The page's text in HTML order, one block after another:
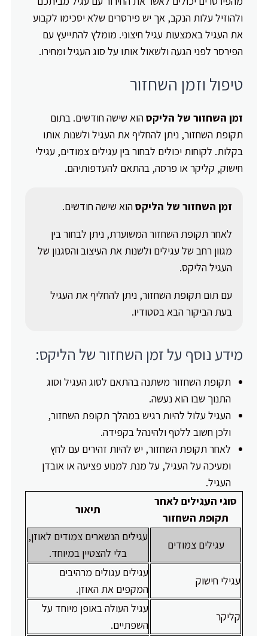
ולהוזיל עלות הנקב, אך יש פירסרים שלא יסכימו לקבוע
את העגיל באמצעות עגיל חיצוני. מומלץ להתייעץ עם
הפירסר לפני הגעה ולשאול אותו על סוג העגיל ומחירו.
טיפול וזמן השחזור
זמן השחזור של הליקסהוא שישה חודשים. בתום
תקופת השחזור, ניתן להחליף את העגיל ולשנות אותו
בקלות. לקוחות יכולים לבחור בין עגילים צמודים, עגילי
חישוק, קליקר או פרסה, בהתאם להעדפותיהם.
זמן השחזור של הליקסהוא שישה חודשים.
לאחר תקופת השחזור המשוערת, ניתן לבחור בין
מגוון רחב של עגילים ולשנות את העיצוב והסגנון של
העגיל הליקס.
עם תום תקופת השחזור, ניתן להחליף את העגיל
בעת הביקור הבא בסטודיו.
מידע נוסף על זמן השחזור של הליקס:
תקופת השחזור משתנה בהתאם לסוג העגיל וסוג
התנוך שבו הוא נעשה.
העגיל עלול להיות רגיש במהלך תקופת השחזור,
ולכן חשוב ללטף ולהינהל בקפידה.
לאחר תקופת השחזור, יש להיות זהירים עם לחץ
ומעיכה על העגיל, על מנת למנוע פציעה או אובדן
העגיל.
סוגי העגילים לאחר
תקופת השחזור
תיאור
עגילים צמודים
עגילים הנשארים צמודים לאוזן,
בלי להצטיין במיוחד.
עגילי חישוק
עגילים עגולים מרהיבים
המקפים את האוזן.
קליקר
עגיל העולה באופן מיוחד על
השפתיים.